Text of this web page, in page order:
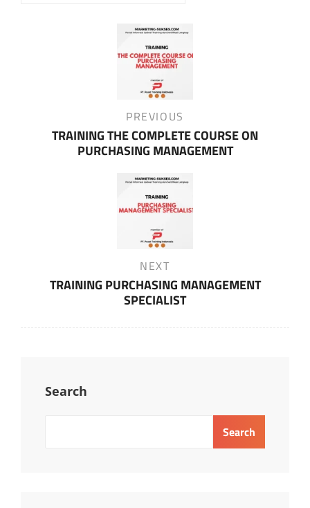
PREVIOUS
TRAINING THE COMPLETE COURSE ON
PURCHASING MANAGEMENT
NEXT
TRAINING PURCHASING MANAGEMENT
SPECIALIST
Search
Search